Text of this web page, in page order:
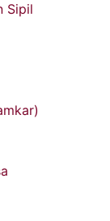
Sipil